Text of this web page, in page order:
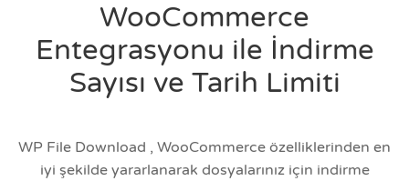
WooCommerce
Entegrasyonu ile İndirme
Sayısı ve Tarih Limiti
WP File Download , WooCommerce özelliklerinden en
iyi şekilde yararlanarak dosyalarınız için indirme